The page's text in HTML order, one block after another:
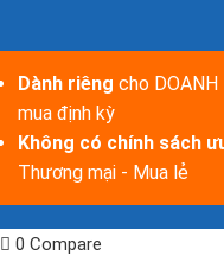
Dành riêng cho DOANH
mua định kỳ
Không có chính sách
Thương mại - Mua lẻ
0 Compare